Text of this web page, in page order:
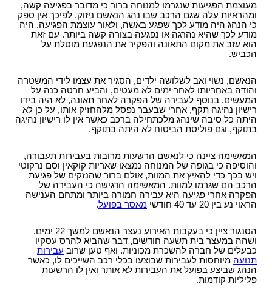
מעוצמת הפגיעות שנגרמו למנוחה ברור כי מדובר בפגיעה קשה,
ומהראיות עלה שגם הרכב שבו נהג הנאשם ניזוק. לפיכך אין ספק
כי הנהג היה מודע לכך שפגע באשה, ולאור עוצמת הפגיעה, היה
מודע לכך שהיא נהרגה או נפגעה בצורה קשה ביותר. עם זאת
הוא עזב את מקום התאונה והפקיר את הנפגעת מוטלת על
הכביש.
הנאשם, נשוי ואב לשלושה ילדים, הסגיר את עצמו לידי המשטרה
והודה באחריותו לאחר ימים לא מעטים, והביע חרטה כנה על
המעשים. בנוסף לעבירה של הפקרה לאחר תאונה, לא היה בידו
רישיון נהיגה תקף, אחרי שבעבר נפסל מלהחזיק אותו, על כן לא
היתה כל סיבה שינהג מלכתחילה ברכב כאשר אין לו רישיון נהיגה
בתוקף, וגם פוליסת הביטוח לא היתה בתוקף.
המאשימה ציינה כי לנאשם הרשעות מרובות בעבירות תעבורה,
והוסיפה כי בגופה של המנוחה נמצאו שאריות קוקאין וסם נרקוטי
ויש בכך כדי להאיץ את המוות, אולם ברור שהנזקים של פגיעת
הרכב הם שגרמו למוות. המאשימה הדגישה כי העבירה של
הפקרה אחרי פגיעה היא עבירה חמורה ביותר ומתחם הענישה
הראוי נע בין 20 עד 40 חודשי
מאסר בפועל.
הסנגור ציין כי בעקבות האירוע נעצר הנאשם למשך 22 ימים,
ושהה במעצר בית תשעה חודשים, דבר שהביא להרס עסקיו
כבעלים של חברה להשכרת מכוניות. ואף טען שרוב עבירות
תנועה מיוחסות לעבירות שבוצעו בכלי רכב השייכים לו, כאשר
הנהג שביצע בפועל את העבירות לא אותר ואין לו הרשעות
פליליות קודמות.